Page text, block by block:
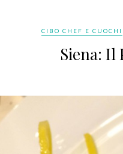
CIBO CHEF E CUOCHI
Siena: Il